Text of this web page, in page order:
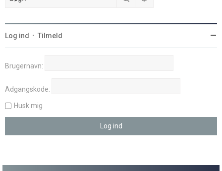
Log ind • Tilmeld
Brugernavn:
Adgangskode:
Husk mig